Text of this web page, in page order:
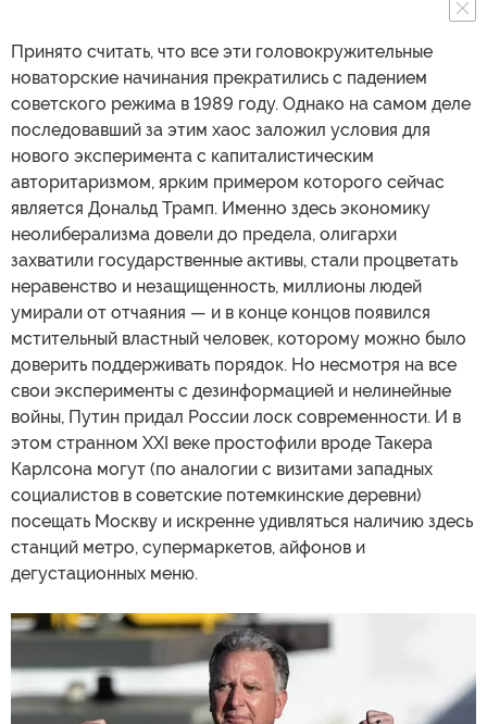
Принято считать, что все эти головокружительные
новаторские начинания прекратились с падением
советского режима в 1989 году. Однако на самом деле
последовавший за этим хаос заложил условия для
нового эксперимента с капиталистическим
авторитаризмом, ярким примером которого сейчас
является Дональд Трамп. Именно здесь экономику
неолиберализма довели до предела, олигархи
захватили государственные активы, стали процветать
неравенство и незащищенность, миллионы людей
умирали от отчаяния — и в конце концов появился
мстительный властный человек, которому можно было
доверить поддерживать порядок. Но несмотря на все
свои эксперименты с дезинформацией и нелинейные
войны, Путин придал России лоск современности. И в
этом странном XXI веке простофили вроде Такера
Карлсона могут (по аналогии с визитами западных
социалистов в советские потемкинские деревни)
посещать Москву и искренне удивляться наличию здесь
станций метро, супермаркетов, айфонов и
дегустационных меню.